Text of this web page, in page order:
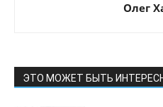
Олег
ЭТО МОЖЕТ БЫТЬ